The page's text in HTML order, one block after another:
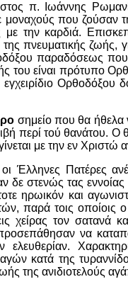
π. Ιωάννης
που ζούσαν
με την καρδιά.
πνευματικής ζωής,
παραδόσεως που
του είναι πρότυπο
εγχειρίδιο Ορθοδόξου
σημείο που θα ήθελα
περί τού θανάτου. Ο
με την εν
Έλληνες Πατέρες
δε στενώς τας
ηρωικόν και
παρά τοις οποίοις
χείρας τον σατανά
να
ελευθερίαν.
κατά της
της ανιδιοτελούς